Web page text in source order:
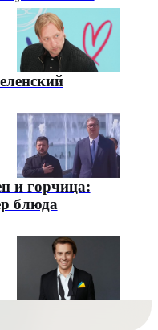
и горчица:
блюда